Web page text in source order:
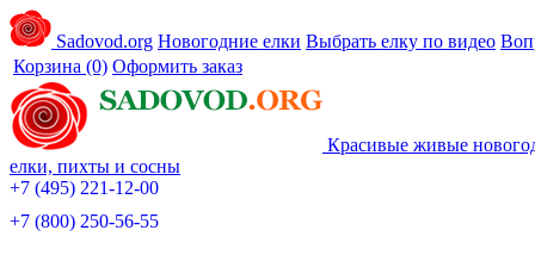
Sadovod.org Новогодние елки Выбрать елку по видео
Корзина (0) Оформить заказ
Красивые живые
елки, пихты и сосны
+7 (495) 221-12-00
+7 (800) 250-56-55